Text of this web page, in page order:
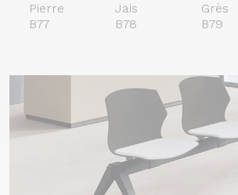
Pierre
B77
Jais
B78
Grès
B79